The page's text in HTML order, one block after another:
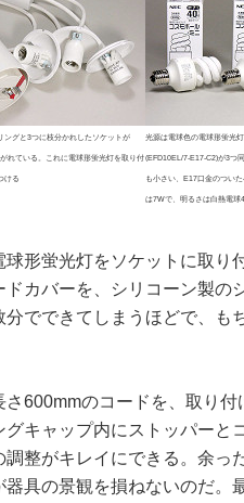
ングと3つに枝分かれしたソケットが
れている。これに電球形蛍光灯を取り付
ける
光源は電球色の電球形蛍光
(EFD10EL/7-E17-C2)が3つ
も小さい、E17口金のつい
は7Wで、明るさは白熱電球
形蛍光灯をソケットに取り
カバーを、シリコーン製の
でできてしまうほどで、も
600mmのコードを、取り付
キャップ内にストッパーと
整がキレイにできる。余っ
具の景観を損ねないのだ。